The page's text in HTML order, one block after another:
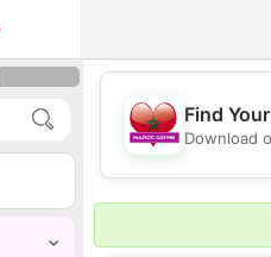
Find
Download